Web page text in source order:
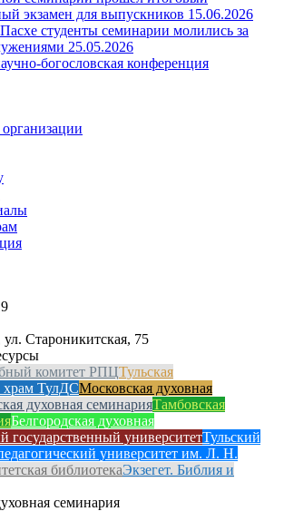
экзамен для выпускников 15.06.2026
студенты семинарии молились за
25.05.2026
богословская конференция
ул. Староникитская, 75
комитет РПЦТульская
ТулДСМосковская духовная
духовная семинарияТамбовская
Белгородская духовная
государственный университетТульский
университет им. Л. Н.
библиотекаЭкзегет. Библия и
семинария